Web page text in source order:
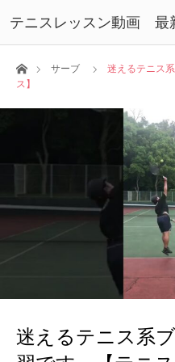
テニスレッスン動画 最
ホームサーブ
迷えるテニス
ス】
迷えるテニス系